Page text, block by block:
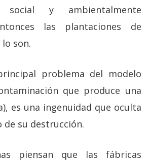
social y ambientalmente
las plantaciones de
son.
problema del modelo
que produce una
es una ingenuidad que oculta
su destrucción.
piensan que las fábricas